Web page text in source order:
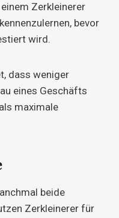
Zerkleinerer
bevor
wird.
dass weniger
eines Geschäfts
maximale
beide
Zerkleinerer für